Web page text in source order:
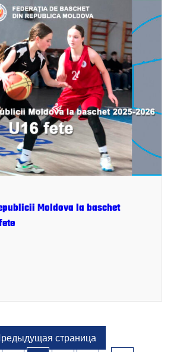
Moldova la baschet
страница